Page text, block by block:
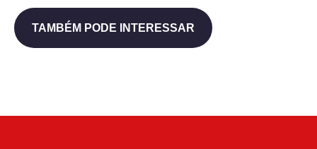
TAMBÉM PODE INTERESSAR